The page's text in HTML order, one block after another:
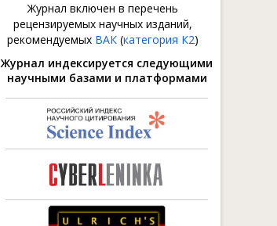
Журнал включен в перечень
рецензируемых научных изданий,
рекомендуемых ВАК (категория К2)
Журнал индексируется следующими
научными базами и платформами